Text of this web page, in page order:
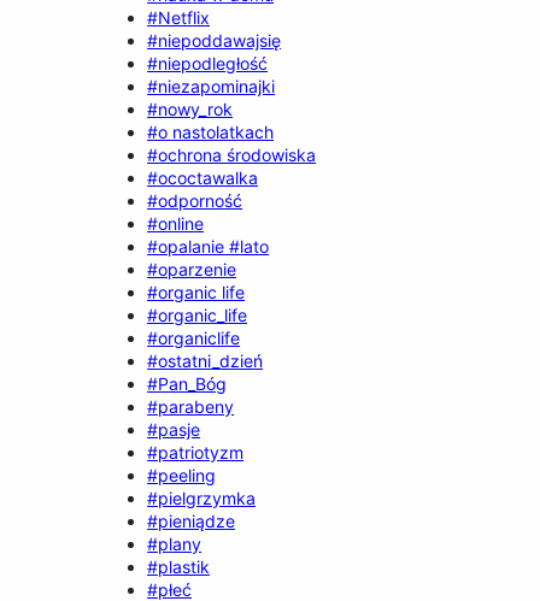
#Netflix
#niepoddawajsię
#niepodległość
#niezapominajki
#nowy_rok
#o nastolatkach
#ochrona środowiska
#ococtawalka
#odporność
#online
#opalanie #lato
#oparzenie
#organic life
#organic_life
#organiclife
#ostatni_dzień
#Pan_Bóg
#parabeny
#pasje
#patriotyzm
#peeling
#pielgrzymka
#pieniądze
#plany
#plastik
#płeć